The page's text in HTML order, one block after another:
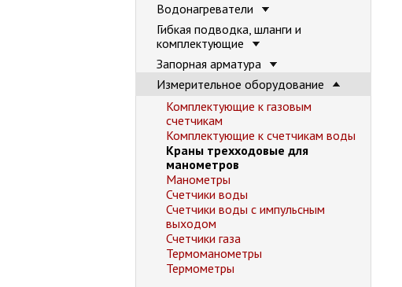
Водонагреватели
Гибкая подводка, шланги и
комплектующие
Запорная арматура
Измерительное оборудование
Комплектующие к газовым
счетчикам
Комплектующие к счетчикам воды
Краны трехходовые для
манометров
Манометры
Счетчики воды
Счетчики воды с импульсным
выходом
Счетчики газа
Термоманометры
Термометры